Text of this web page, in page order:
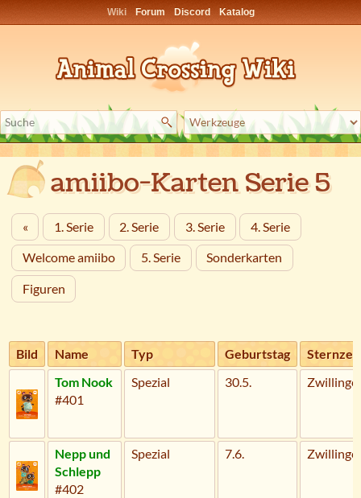
Wiki Forum Discord Katalog
amiibo-Karten Serie 5
« 1. Serie 2. Serie 3. Serie 4. Serie
Welcome amiibo 5. Serie Sonderkarten
Figuren
Bild Name Typ Geburtstag
Tom Nook
#401
Spezial 30.5. Zwillinge
Nepp und
Schlepp
#402
Spezial 7.6. Zwillinge